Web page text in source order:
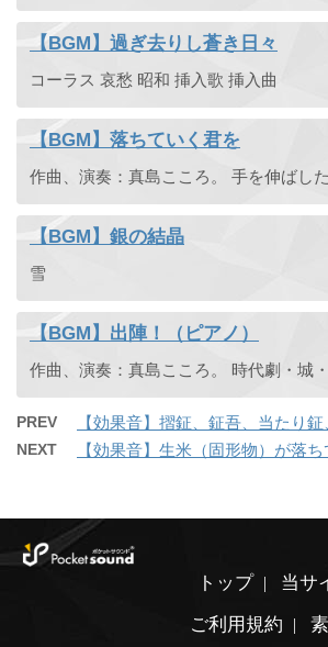
【BGM】過ぎ去りし蒼き日々
コーラス 哀愁 昭和 挿入歌 挿入曲
【BGM】落ちていく君を
【BGM】銀の結晶
雪
【BGM】出陣！（ピアノ）
PREV 【効果音】摺鉦、鉦吾、当たり
NEXT 【効果音】生米（固形物）が落
トップ
当サ
ご利用規約